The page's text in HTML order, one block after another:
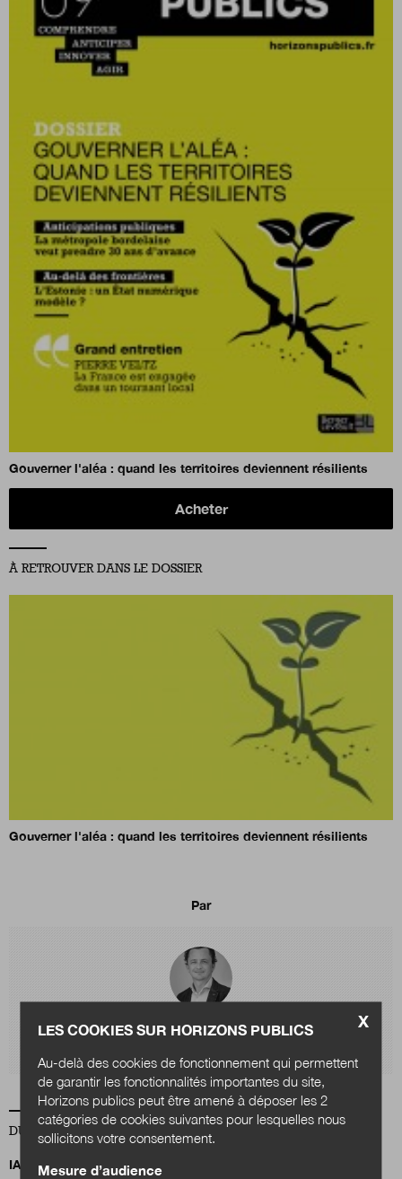
Gouverner l'aléa : quand les territoires deviennent résilients
Acheter
À RETROUVER DANS LE DOSSIER
Gouverner l'aléa : quand les territoires deviennent résilients
Par
Julien
DU MÊME AUTEUR
IA, data centers et territoires : quels choix pour demain ?
X
LES COOKIES SUR HORIZONS PUBLICS
Au-delà des cookies de fonctionnement qui permettent
de garantir les fonctionnalités importantes du site,
Horizons publics peut être amené à déposer les 2
catégories de cookies suivantes pour lesquelles nous
sollicitons votre consentement.
Mesure d’audience